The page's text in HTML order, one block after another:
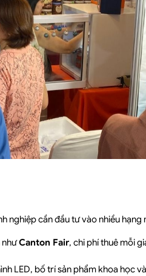
nghiệp cần đầu tư vào nhiều hạng
nhưCanton Fair, chi phí thuê mỗi
LED, bố trí sản phẩm khoa học